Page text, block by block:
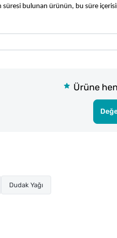
süresi bulunan ürünün, bu süre
Ürüne
Dudak Yağı